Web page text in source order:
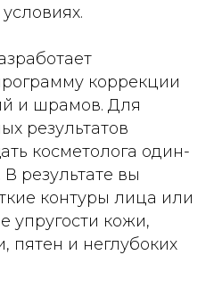
коррекции
и шрамов. Для
результатов
косметолога один-
результате вы
контуры лица или
упругости кожи,
пятен и неглубоких